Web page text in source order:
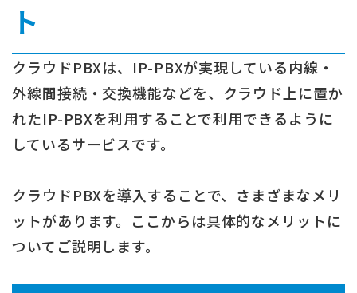
ト
クラウドPBXは、IP-PBXが実現している内線・
外線間接続・交換機能などを、クラウド上に置か
れたIP-PBXを利用することで利用できるように
しているサービスです。
クラウドPBXを導入することで、さまざまなメリ
ットがあります。ここからは具体的なメリットに
ついてご説明します。